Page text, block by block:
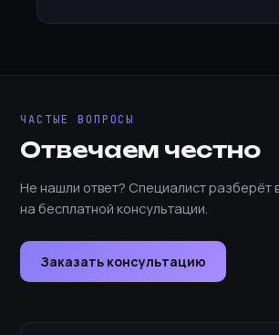
ЧАСТЫЕ ВОПРОСЫ
Отвечаем честно
Не нашли ответ? Специалист разберёт
на бесплатной консультации.
Заказать консультацию